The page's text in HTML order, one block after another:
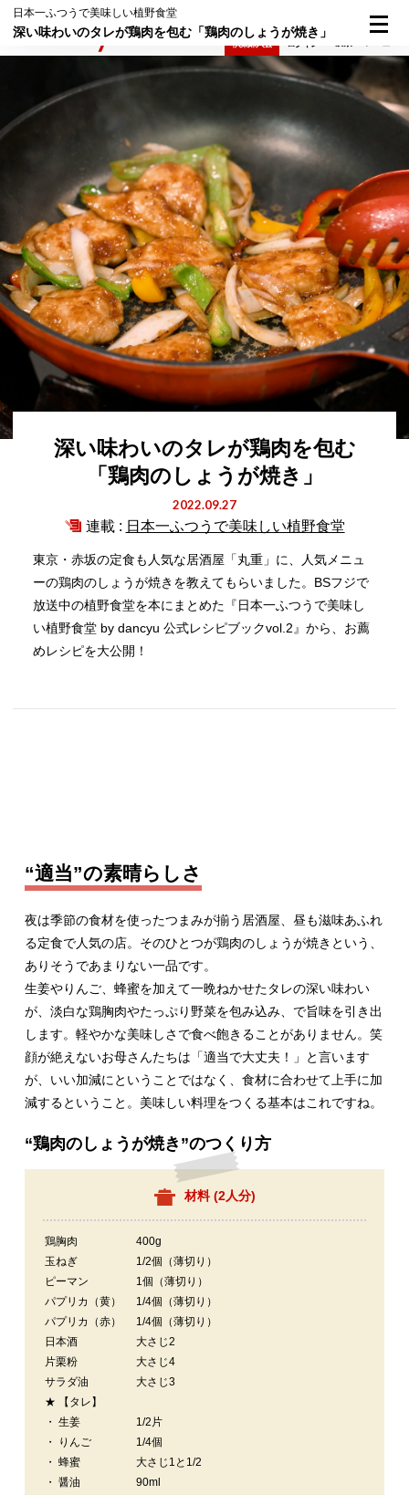
日本一ふつうで美味しい植野食堂
深い味わいのタレが鶏肉を包む「鶏肉のしょうが焼き」
深い味わいのタレが鶏肉を包む
「鶏肉のしょうが焼き」
2022.09.27
連載 : 日本一ふつうで美味しい植野食堂
東京・赤坂の定食も人気な居酒屋「丸重」に、人気メニュ
ーの鶏肉のしょうが焼きを教えてもらいました。BSフジで
放送中の植野食堂を本にまとめた『日本一ふつうで美味し
い植野食堂 by dancyu 公式レシピブックvol.2』から、お薦
めレシピを大公開！
“適当”の素晴らしさ
夜は季節の食材を使ったつまみが揃う居酒屋、昼も滋味あふれ
る定食で人気の店。そのひとつが鶏肉のしょうが焼きという、
ありそうであまりない一品です。
生姜やりんご、蜂蜜を加えて一晩ねかせたタレの深い味わい
が、淡白な鶏胸肉やたっぷり野菜を包み込み、で旨味を引き出
します。軽やかな美味しさで食べ飽きることがありません。笑
顔が絶えないお母さんたちは「適当で大丈夫！」と言います
が、いい加減にということではなく、食材に合わせて上手に加
減するということ。美味しい料理をつくる基本はこれですね。
“鶏肉のしょうが焼き”のつくり方
材料 (2人分)
鶏胸肉
400g
玉ねぎ
1/2個（薄切り）
ピーマン
1個（薄切り）
パプリカ（黄）
1/4個（薄切り）
パプリカ（赤）
1/4個（薄切り）
日本酒
大さじ2
片栗粉
大さじ4
サラダ油
大さじ3
★ 【タレ】
・ 生姜
1/2片
・ りんご
1/4個
・ 蜂蜜
大さじ1と1/2
・ 醤油
90ml